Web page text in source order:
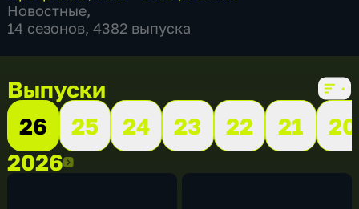
Новостные,
14 сезонов, 4382 выпуска
Выпуски
26
25 24 23 22 21
20
20262026